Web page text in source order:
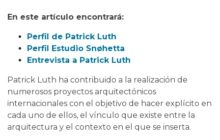
En este artículo encontrará:
Perfil de Patrick Luth
Perfil Estudio Snøhetta
Entrevista a Patrick Luth
Patrick Luth ha contribuido a la realización de
numerosos proyectos arquitectónicos
internacionales con el objetivo de hacer explícito en
cada uno de ellos, el vínculo que existe entre la
arquitectura y el contexto en el que se inserta.